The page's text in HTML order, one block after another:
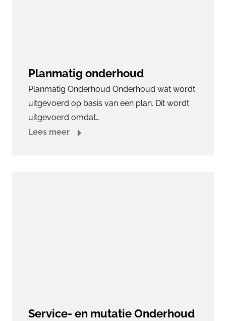
Planmatig onderhoud
Planmatig Onderhoud Onderhoud wat wordt
uitgevoerd op basis van een plan. Dit wordt
uitgevoerd omdat…
Lees meer
Service- en mutatie Onderhoud